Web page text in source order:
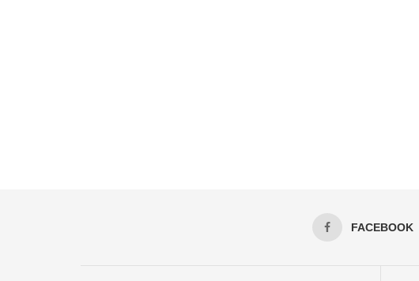
FACEBOOK